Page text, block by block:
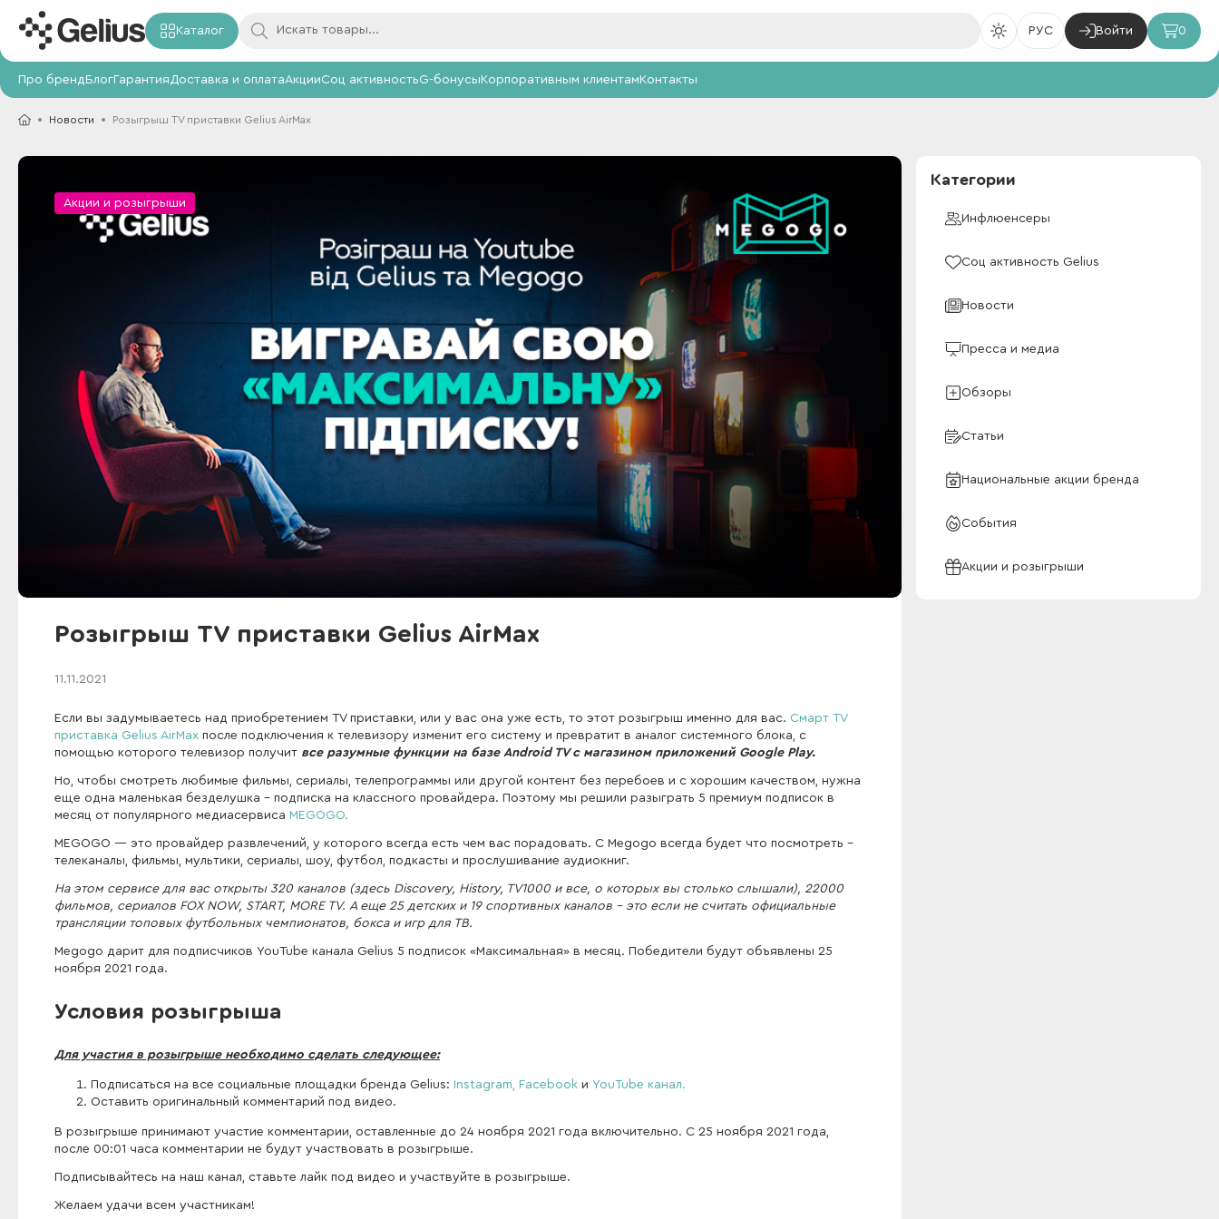
Каталог РУС Войти 0
Про брендБлогГарантия Доставка и оплатаАкцииСоц активностьG-бонусыКорпоративным клиентамКонтакты
Новости Розыгрыш TV приставки Gelius AirMax
Акции и розыгрыши
Розыгрыш TV приставки Gelius AirMax
11.11.2021
Если вы задумываетесь над приобретением TV приставки, или у вас она уже есть, то этот розыгрыш именно для вас. Смарт TV
приставка Gelius AirMax после подключения к телевизору изменит его систему и превратит в аналог системного блока, с
помощью которого телевизор получит все разумные функции на базе Android TV с магазином приложений Google Play.
Но, чтобы смотреть любимые фильмы, сериалы, телепрограммы или другой контент без перебоев и с хорошим качеством, нужна
еще одна маленькая безделушка - подписка на классного провайдера. Поэтому мы решили разыграть 5 премиум подписок в
месяц от популярного медиасервиса MEGOGO.
MEGOGO — это провайдер развлечений, у которого всегда есть чем вас порадовать. С Megogo всегда будет что посмотреть –
телеканалы, фильмы, мультики, сериалы, шоу, футбол, подкасты и прослушивание аудиокниг.
На этом сервисе для вас открыты 320 каналов (здесь Discovery, History, TV1000 и все, о которых вы столько слышали), 22000
фильмов, сериалов FOX NOW, START, MORE TV. А еще 25 детских и 19 спортивных каналов – это если не считать официальные
трансляции топовых футбольных чемпионатов, бокса и игр для ТВ.
Megogo дарит для подписчиков YouTube канала Gelius 5 подписок «Максимальная» в месяц. Победители будут объявлены 25
ноября 2021 года.
Условия розыгрыша
Для участия в розыгрыше необходимо сделать следующее:
Подписаться на все социальные площадки бренда Gelius: Instagram, Facebook и YouTube канал.
Оставить оригинальный комментарий под видео.
В розыгрыше принимают участие комментарии, оставленные до 24 ноября 2021 года включительно. С 25 ноября 2021 года,
после 00:01 часа комментарии не будут участвовать в розыгрыше.
Подписывайтесь на наш канал, ставьте лайк под видео и участвуйте в розыгрыше.
Желаем удачи всем участникам!
Категории
Инфлюенсеры
Соц активность Gelius
Новости
Пресса и медиа
Обзоры
Статьи
Национальные акции бренда
События
Акции и розыгрыши